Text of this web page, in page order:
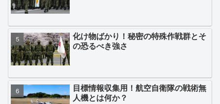
化け物ばかり！秘密の特殊作戦群とそ
の恐るべき強さ
目標情報収集用！航空自衛隊の戦術無
人機とは何か？